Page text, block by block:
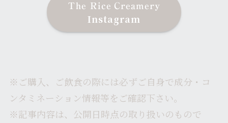
The Rice Creamery
Instagram
※ご購入、ご飲食の際には必ずご自身で成分・コ
ンタミネーション情報等をご確認下さい。
※記事内容は、公開日時点の取り扱いのもので